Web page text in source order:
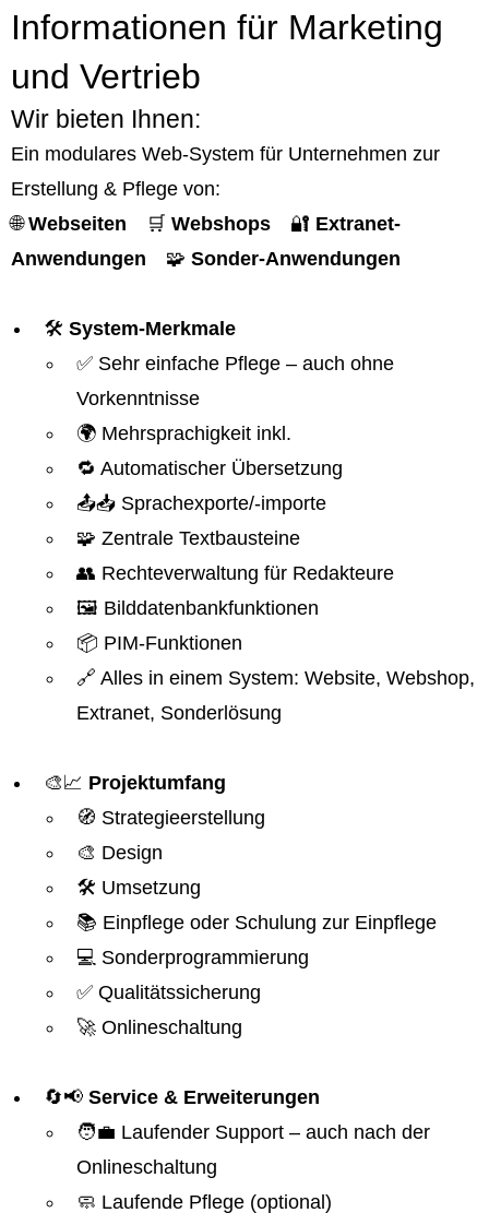
Informationen für Marketing
und Vertrieb
Wir bieten Ihnen:
Ein modulares Web-System für Unternehmen zur
Erstellung & Pflege von:
🌐Webseiten 🛒 Webshops 🔐 Extranet-
Anwendungen 🧩 Sonder-Anwendungen
🛠️ System-Merkmale
✅ Sehr einfache Pflege – auch ohne
Vorkenntnisse
🌍 Mehrsprachigkeit inkl.
🔁 Automatischer Übersetzung
📤📥 Sprachexporte/-importe
🧩 Zentrale Textbausteine
👥 Rechteverwaltung für Redakteure
🖼️ Bilddatenbankfunktionen
📦 PIM-Funktionen
🔗 Alles in einem System: Website, Webshop,
Extranet, Sonderlösung
🎨📈 Projektumfang
🧭 Strategieerstellung
🎨 Design
🛠️ Umsetzung
📚 Einpflege oder Schulung zur Einpflege
💻 Sonderprogrammierung
✅ Qualitätssicherung
🚀 Onlineschaltung
🔄📢 Service & Erweiterungen
🧑‍💼 Laufender Support – auch nach der
Onlineschaltung
🧼 Laufende Pflege (optional)